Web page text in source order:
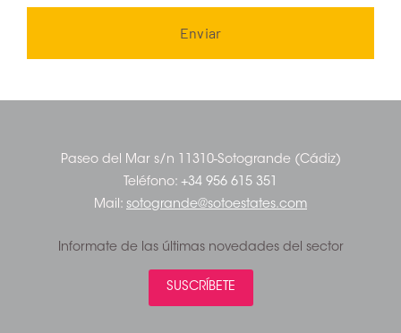
Paseo del Mar s/n 11310-Sotogrande (Cádiz)
Teléfono: +34 956 615 351
Mail: sotogrande@sotoestates.com
Informate de las últimas novedades del sector
SUSCRÍBETE